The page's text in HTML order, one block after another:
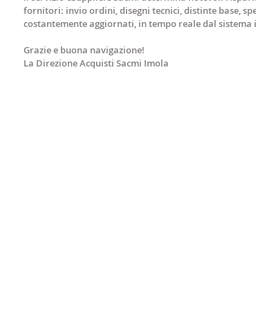
fornitori: invio ordini, disegni tecnici, distinte base,
costantemente aggiornati, in tempo reale dal
Grazie e buona navigazione!
La Direzione Acquisti Sacmi Imola